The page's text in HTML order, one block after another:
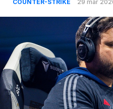
COUNTER-STRIKE 29 mar